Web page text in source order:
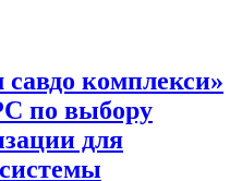
комплекси»
по выбору
для